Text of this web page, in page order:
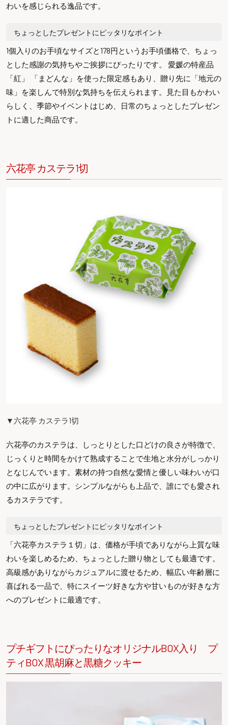
わいを感じられる逸品です。
ちょっとしたプレゼントにピッタリなポイント
1個入りのお手頃なサイズと178円というお手頃価格で、ちょっ
とした感謝の気持ちやご挨拶にぴったりです。 愛媛の特産品
「紅」 「まどんな」を使った限定感もあり、贈り先に「地元の
味」を楽しんで特別な気持ちを伝えられます。見た目もかわい
らしく、季節やイベントはじめ、日常のちょっとしたプレゼン
トに適した商品です。
六花亭 カステラ1切
▼六花亭 カステラ1切
六花亭のカステラは、しっとりとした口どけの良さが特徴で、
じっくりと時間をかけて熟成することで生地と水分がしっかり
となじんでいます。素材の持つ自然な愛情と優しい味わいが口
の中に広がります。シンプルながらも上品で、誰にでも愛され
るカステラです。
ちょっとしたプレゼントにピッタリなポイント
「六花亭カステラ１切」は、価格が手頃でありながら上質な味
わいを楽しめるため、ちょっとした贈り物としても最適です。
高級感がありながらカジュアルに渡せるため、幅広い年齢層に
喜ばれる一品で、特にスイーツ好きな方や甘いものが好きな方
へのプレゼントに最適です。
プチギフトにぴったりなオリジナルBOX入り プ
ティBOX 黒胡麻と黒糖クッキー